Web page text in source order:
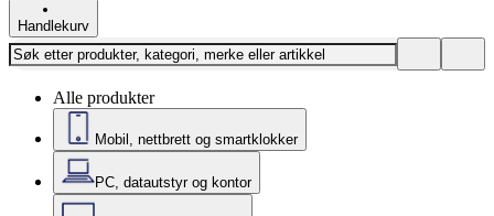
Handlekurv
Alle produkter
Mobil, nettbrett og smartklokker
PC, datautstyr og kontor